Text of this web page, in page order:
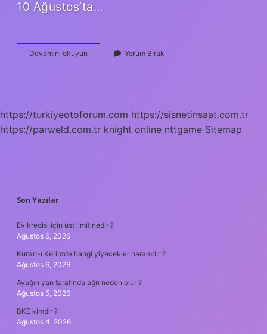
10 Ağustos’ta…
Devamını okuyun Alakarga
Ne
Yorum Bırak
https://turkiyeotoforum.com https://sisnetinsaat.com.tr
https://parweld.com.tr knight online nttgame Sitemap
SIDEBAR
Son Yazılar
Ev kredisi için üst limit nedir ?
Ağustos 6, 2026
Kur’an-ı Kerim’de hangi yiyecekler haramdır ?
Ağustos 6, 2026
Ayağın yan tarafında ağrı neden olur ?
Ağustos 5, 2026
BKE kimdir ?
Ağustos 4, 2026